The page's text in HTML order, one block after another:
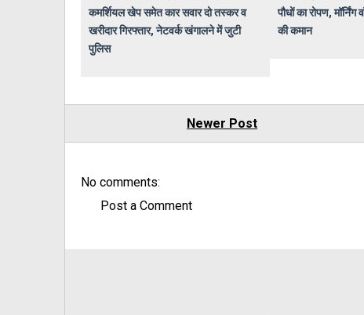
कमर्शियल खेप समेत कार सवार दो तस्कर व
खरीदार गिरफ्तार, नेटवर्क खंगालने में जुटी
पुलिस
पौधों का रोपण,
की कमान
Newer Post
No comments:
Post a Comment